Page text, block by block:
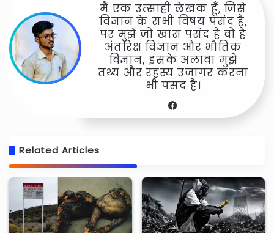
मैं एक उत्साही लेखक हूँ, जिसे
विज्ञान के सभी विषय पसंद है,
पर मुझे जो खास पसंद है वो है
अंतरिक्ष विज्ञान और भौतिक
विज्ञान, इसके अलावा मुझे
तथ्य और रहस्य उजागर करना
भी पसंद है।
Related Articles